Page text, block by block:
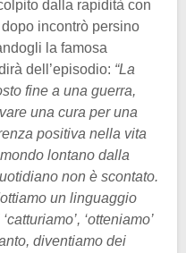
dalla rapidità con
incontrò persino
la famosa
dell’episodio: “La
fine a una guerra,
una cura per una
positiva nella vita
lontano dalla
non è scontato.
un linguaggio
‘otteniamo’
diventiamo dei